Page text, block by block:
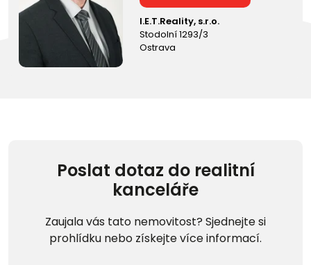
I.E.T.Reality, s.r.o.
Stodolní 1293/3
Ostrava
Poslat dotaz do realitní
kanceláře
Zaujala vás tato nemovitost? Sjednejte si
prohlídku nebo získejte více informací.